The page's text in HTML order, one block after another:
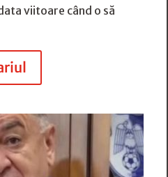
viitoare când o să